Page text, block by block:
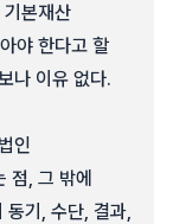
본재산
야 한다고 할
나 이유 없다.
인
점, 그 밖에
동기, 수단, 결과,